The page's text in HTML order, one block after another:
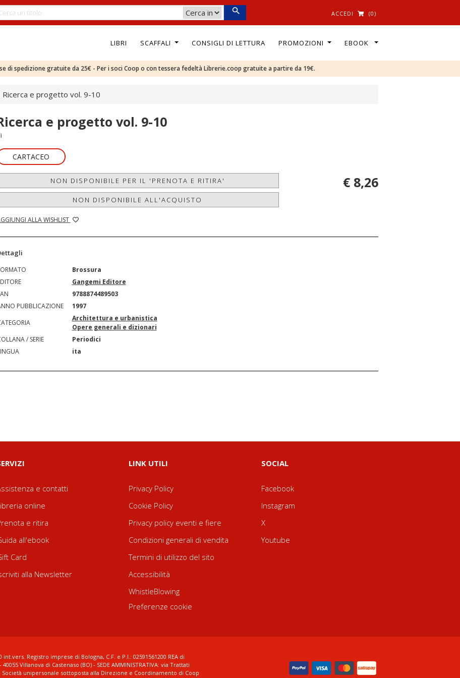
ACCEDI (0)
LIBRI SCAFFALI CONSIGLI DI LETTURA PROMOZIONI EBOOK
di spedizione gratuite da 25€ - Per i soci Coop o con tessera fedeltà Librerie.coop gratuite a partire da 19€.
Ricerca e progetto vol. 9-10
e progetto vol. 9-10
CARTACEO
NON DISPONIBILE PER IL 'PRENOTA E RITIRA'
NON DISPONIBILE ALL'ACQUISTO
ALLA WISHLIST
€ 8,26
Brossura
Gangemi Editore
9788874489503
PUBBLICAZIONE
1997
Architettura e urbanistica
Opere generali e dizionari
/ SERIE
Periodici
ita
e contatti
online
e ritira
all'ebook
Card
alla Newsletter
LINK UTILI
Privacy Policy
Cookie Policy
Privacy policy eventi e fiere
Condizioni generali di vendita
Termini di utilizzo del sito
Accessibilità
WhistleBlowing
Preferenze cookie
SOCIAL
Facebook
Instagram
X
Youtube
int.vers. Registro imprese di Bologna, C.F. e P.I.: 02591561200 REA di
Villanova di Castenaso (BO) - SEDE AMMINISTRATIVA: via Trattati
Società unipersonale sottoposta alla Direzione e Coordinamento di Coop